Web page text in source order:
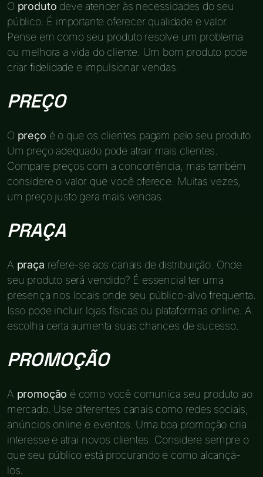
O produto deve atender às necessidades do seu
público. É importante oferecer qualidade e valor.
Pense em como seu produto resolve um problema
ou melhora a vida do cliente. Um bom produto pode
criar fidelidade e impulsionar vendas.
PREÇO
O preço é o que os clientes pagam pelo seu produto.
Um preço adequado pode atrair mais clientes.
Compare preços com a concorrência, mas também
considere o valor que você oferece. Muitas vezes,
um preço justo gera mais vendas.
PRAÇA
A praça refere-se aos canais de distribuição. Onde
seu produto será vendido? É essencial ter uma
presença nos locais onde seu público-alvo frequenta.
Isso pode incluir lojas físicas ou plataformas online. A
escolha certa aumenta suas chances de sucesso.
PROMOÇÃO
A promoção é como você comunica seu produto ao
mercado. Use diferentes canais como redes sociais,
anúncios online e eventos. Uma boa promoção cria
interesse e atrai novos clientes. Considere sempre o
que seu público está procurando e como alcançá-
los.